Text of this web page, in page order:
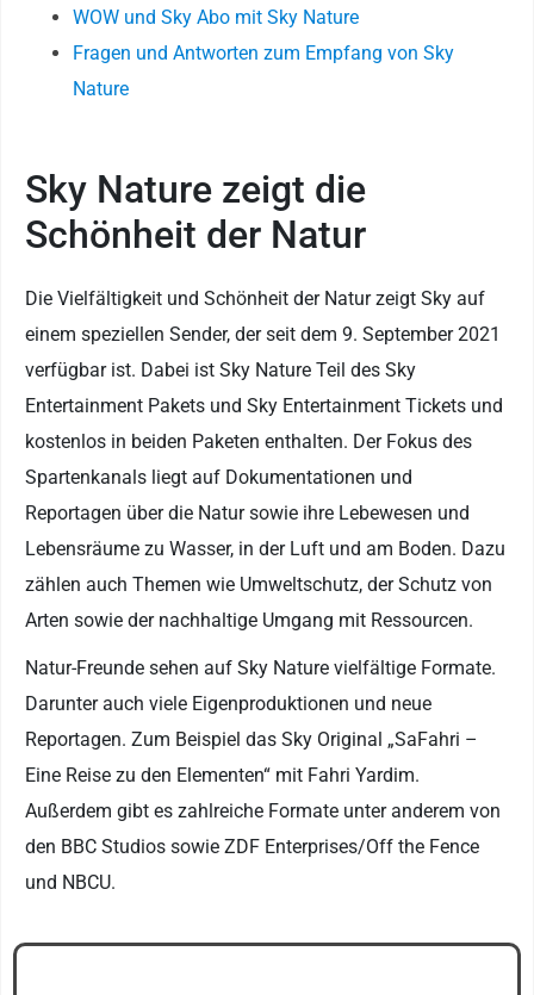
WOW und Sky Abo mit Sky Nature
Fragen und Antworten zum Empfang von Sky
Nature
Sky Nature zeigt die
Schönheit der Natur
Die Vielfältigkeit und Schönheit der Natur zeigt Sky auf
einem speziellen Sender, der seit dem 9. September 2021
verfügbar ist. Dabei ist Sky Nature Teil des Sky
Entertainment Pakets und Sky Entertainment Tickets und
kostenlos in beiden Paketen enthalten. Der Fokus des
Spartenkanals liegt auf Dokumentationen und
Reportagen über die Natur sowie ihre Lebewesen und
Lebensräume zu Wasser, in der Luft und am Boden. Dazu
zählen auch Themen wie Umweltschutz, der Schutz von
Arten sowie der nachhaltige Umgang mit Ressourcen.
Natur-Freunde sehen auf Sky Nature vielfältige Formate.
Darunter auch viele Eigenproduktionen und neue
Reportagen. Zum Beispiel das Sky Original „SaFahri –
Eine Reise zu den Elementen“ mit Fahri Yardim.
Außerdem gibt es zahlreiche Formate unter anderem von
den BBC Studios sowie ZDF Enterprises/Off the Fence
und NBCU.